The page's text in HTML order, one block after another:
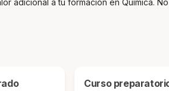
adicional a tu formación en Química.
Curso preparatorio Grado Medio